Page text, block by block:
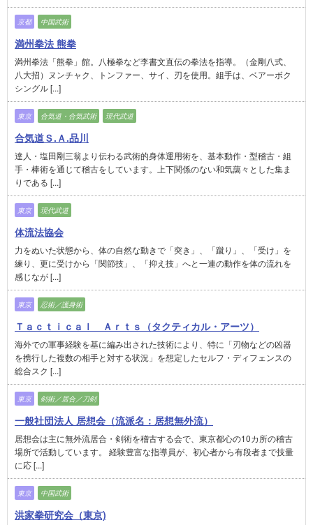
京都 中国武術
満州拳法 熊拳
満州拳法「熊拳」館。八極拳など李書文直伝の拳法を指導。（金剛八式、
八大招）ヌンチャク、トンファー、サイ、刃を使用。組手は、ベアーボク
シングル [...]
東京 合気道・合気武術 現代武道
合気道Ｓ.Ａ.品川
達人・塩田剛三翁より伝わる武術的身体運用術を、基本動作・型稽古・組
手・棒術を通じて稽古をしています。上下関係のない和気藹々とした集ま
りである [...]
東京 現代武道
体流法協会
力をぬいた状態から、体の自然な動きで「突き」、「蹴り」、「受け」を
練り、更に受けから「関節技」、「抑え技」へと一連の動作を体の流れを
感じなが [...]
東京 忍術／護身術
Ｔａｃｔｉｃａｌ Ａｒｔｓ（タクティカル・アーツ）
海外での軍事経験を基に編み出された技術により、特に「刃物などの凶器
を携行した複数の相手と対する状況」を想定したセルフ・ディフェンスの
総合スク [...]
東京 剣術／居合／刀剣
一般社団法人 居想会（流派名：居想無外流）
居想会は主に無外流居合・剣術を稽古する会で、東京都心の10カ所の稽古
場所で活動しています。 経験豊富な指導員が、初心者から有段者まで技量
に応 [...]
東京 中国武術
洪家拳研究会（東京)